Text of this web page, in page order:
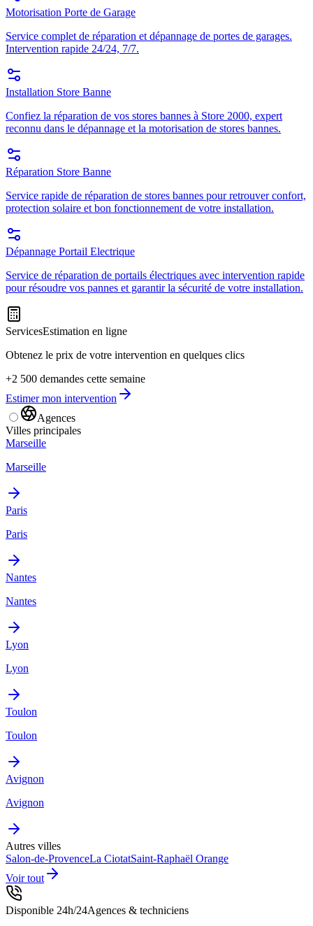
Motorisation Porte de Garage
Service complet de réparation et dépannage de portes de garages.
Intervention rapide 24/24, 7/7.
Installation Store Banne
Confiez la réparation de vos stores bannes à Store 2000, expert
reconnu dans le dépannage et la motorisation de stores bannes.
Réparation Store Banne
Service rapide de réparation de stores bannes pour retrouver confort,
protection solaire et bon fonctionnement de votre installation.
Dépannage Portail Electrique
Service de réparation de portails électriques avec intervention rapide
pour résoudre vos pannes et garantir la sécurité de votre installation.
ServicesEstimation en ligne
Obtenez le prix de votre intervention en quelques clics
+2 500 demandes cette semaine
Estimer mon intervention
Agences
Villes principales
Marseille
Marseille
Paris
Paris
Nantes
Nantes
Lyon
Lyon
Toulon
Toulon
Avignon
Avignon
Autres villes
Salon-de-ProvenceLa CiotatSaint-Raphaël Orange
Voir tout
Disponible 24h/24Agences & techniciens